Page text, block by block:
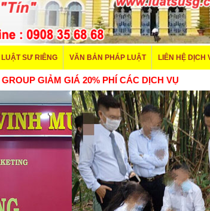
LUẬT SƯ RIÊNG VĂN BẢN PHÁP LUẬT LIÊN HỆ DỊCH
GIẢM GIÁ 20% PHÍ CÁC DỊCH VỤ